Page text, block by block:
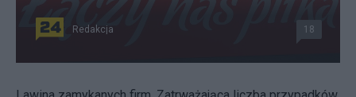
Redakcja 18